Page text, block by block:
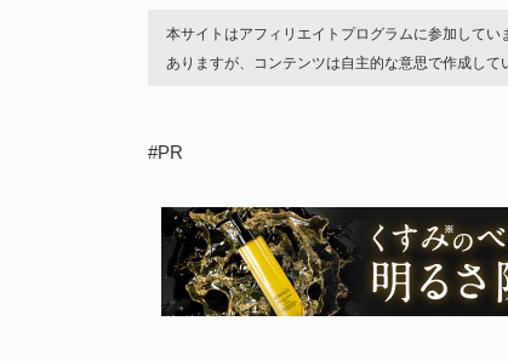
本サイトはアフィリエイトプログラムに参加して
ありますが、コンテンツは自主的な意思で作成して
#PR